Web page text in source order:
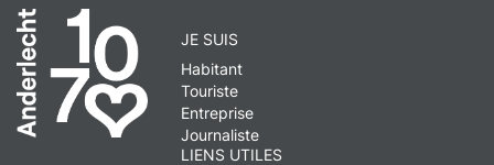
JE SUIS
Habitant
Touriste
Entreprise
Journaliste
LIENS UTILES